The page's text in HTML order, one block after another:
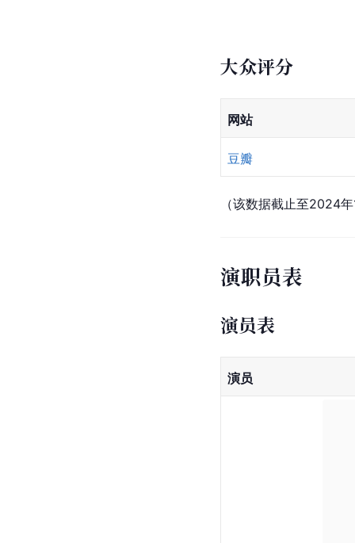
大众评分
网站
豆瓣
（该数据截止至2024
演职员表
演员表
演员